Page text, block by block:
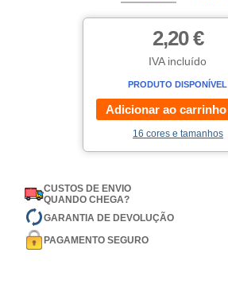
2,20 €
IVA incluído
PRODUTO DISPONÍVEL
Adicionar ao carrinho
16 cores e tamanhos
CUSTOS DE ENVIO
QUANDO CHEGA?
GARANTIA DE DEVOLUÇÃO
PAGAMENTO SEGURO